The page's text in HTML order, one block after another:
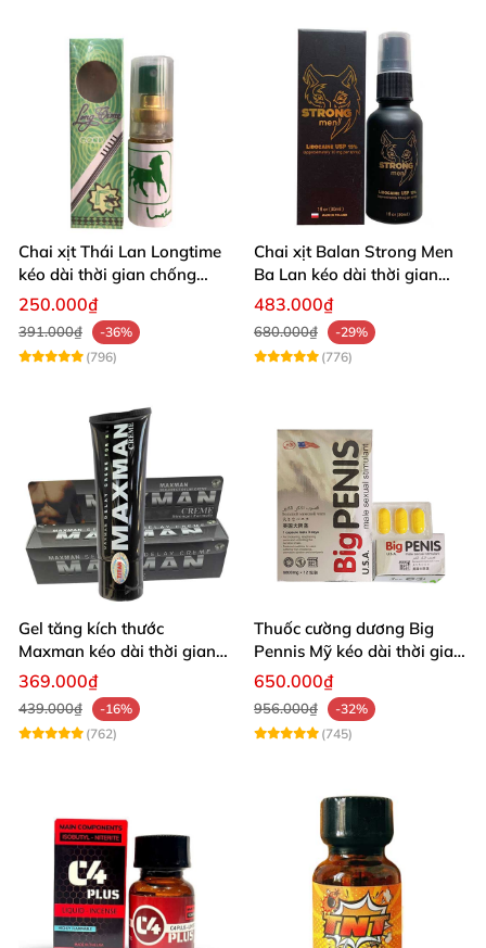
Chai xịt Thái Lan Longtime
kéo dài thời gian chống
xuất tinh sớm
250.000₫
391.000₫
-36%
(796)
Chai xịt Balan Strong Men
Ba Lan kéo dài thời gian
quan hệ
483.000₫
680.000₫
-29%
(776)
Gel tăng kích thước
Maxman kéo dài thời gian
quan hệ nhập Mỹ
369.000₫
439.000₫
-16%
(762)
Thuốc cường dương Big
Pennis Mỹ kéo dài thời gian
hiệu quả
650.000₫
956.000₫
-32%
(745)